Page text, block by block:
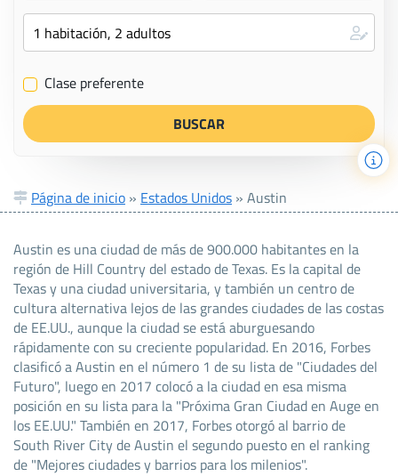
✔ Clase preferente
Página de inicio » Estados Unidos » Austin
Austin es una ciudad de más de 900.000 habitantes en la
región de Hill Country del estado de Texas. Es la capital de
Texas y una ciudad universitaria, y también un centro de
cultura alternativa lejos de las grandes ciudades de las costas
de EE.UU., aunque la ciudad se está aburguesando
rápidamente con su creciente popularidad. En 2016, Forbes
clasificó a Austin en el número 1 de su lista de "Ciudades del
Futuro", luego en 2017 colocó a la ciudad en esa misma
posición en su lista para la "Próxima Gran Ciudad en Auge en
los EE.UU." También en 2017, Forbes otorgó al barrio de
South River City de Austin el segundo puesto en el ranking
de "Mejores ciudades y barrios para los milenios".